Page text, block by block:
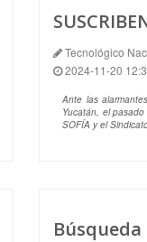
Tecnológico
2024-11-20
Ante las
Yucatán, el
SOFÍA y el